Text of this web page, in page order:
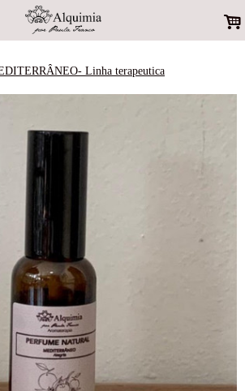
.
Linha terapeutica